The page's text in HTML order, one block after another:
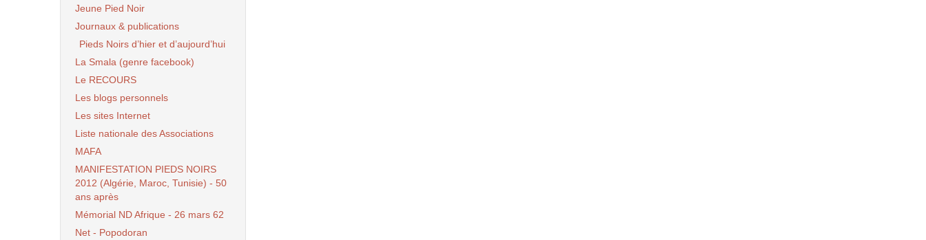
Jeune Pied Noir
Journaux & publications
Pieds Noirs d’hier et d’aujourd’hui
La Smala (genre facebook)
Le RECOURS
Les blogs personnels
Les sites Internet
Liste nationale des Associations
MAFA
MANIFESTATION PIEDS NOIRS
2012 (Algérie, Maroc, Tunisie) - 50
ans après
Mémorial ND Afrique - 26 mars 62
Net - Popodoran